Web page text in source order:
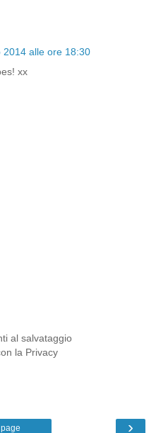
2014 alle ore 18:30
xx
al salvataggio
la Privacy
›